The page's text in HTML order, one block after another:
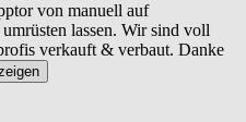
von manuell auf
lassen. Wir sind voll
verkauft & verbaut. Danke